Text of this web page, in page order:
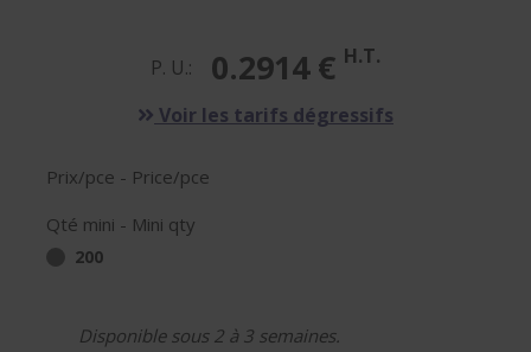
P. U.: 0.2914 € H.T.
Voir les tarifs dégressifs
Prix/pce - Price/pce
Qté mini - Mini qty
200
Disponible sous 2 à 3 semaines.